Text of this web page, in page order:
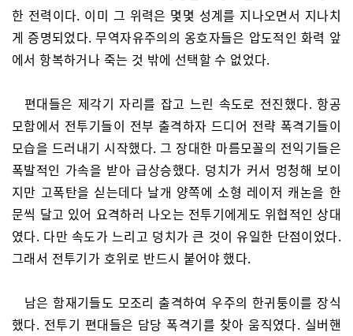
한 전력이다. 이미 그 위력은 몇몇 성계를 지나오면서 지나치
게 증명되었다. 무역자유주의의 옹호자들은 압도적인 화력 앞
에서 항복하거나 죽는 것 밖에 선택할 수 없었다.
편대들은 제각기 자리를 잡고 느린 속도로 전진했다. 항공
모함에서 전투기들이 전부 출격하자 드디어 전략 폭격기들이
모습을 드러내기 시작했다. 그 장대한 마름모꼴의 전익기들은
폭발적인 가속을 받아 급상승했다. 덩치가 커서 멍청해 보이
지만 고폭탄을 싣는데다 날개 양쪽에 소형 레이저 캐논을 한
문씩 달고 있어 요격하러 나오는 전투기에게도 위협적인 상대
였다. 다만 속도가 느리고 덩치가 큰 것이 유일한 단점이었다.
그래서 전투기가 호위로 반드시 붙어야 했다.
남은 함재기들도 모조리 출격하여 우주의 한귀퉁이를 장식
했다. 전투기 편대들은 담당 폭격기를 찾아 움직였다. 실버핸